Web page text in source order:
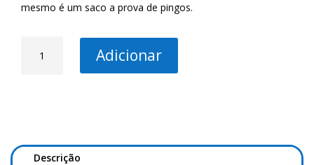
mesmo é um saco a prova de pingos.
Adicionar
Descrição